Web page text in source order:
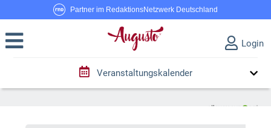
Partner im RedaktionsNetzwerk Deutschland
Login
Veranstaltungskalender